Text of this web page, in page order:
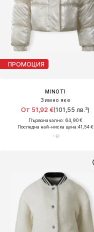
ПРОМОЦИЯ
MINOTI
Зимно яке
От 51,92 €(101,55 лв.³)
Първоначално: 64,90 €
Последна най-ниска цена:41,54 €